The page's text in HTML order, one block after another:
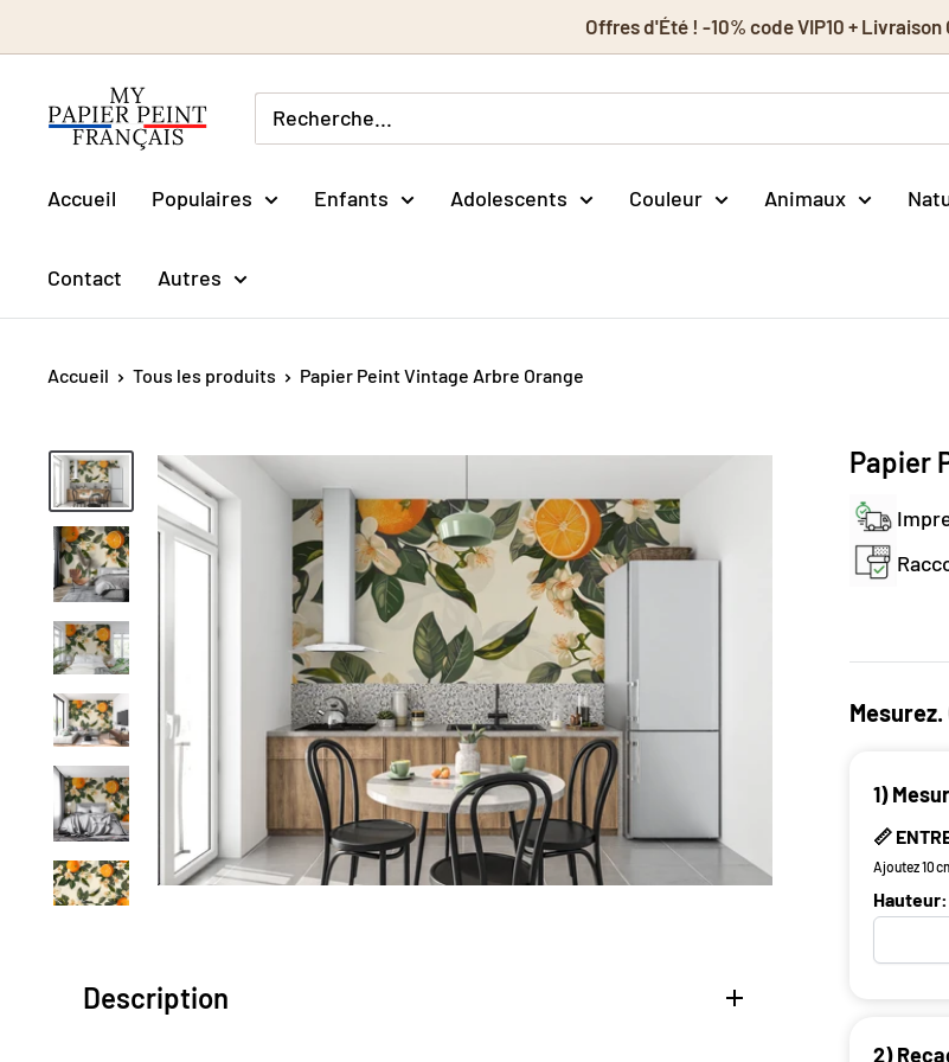
au
Offres d'Été ! -10% code VIP10 +
Accueil Populaires Enfants Adolescents Couleur Animaux
Contact Autres
Accueil Tous les produits Papier Peint Vintage Arbre Orange
Papier
1)
📏
Ajoutez 10
Hauteur:
2)
Description